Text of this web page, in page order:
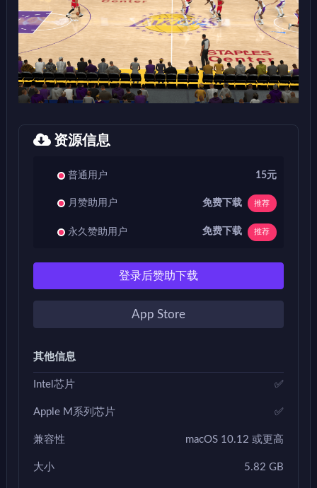
资源信息
普通用户 15元
月赞助用户 免费下载 推荐
永久赞助用户 免费下载 推荐
登录后赞助下载
App Store
其他信息
Intel芯片 ✅
Apple M系列芯片 ✅
兼容性 macOS 10.12 或更高
大小 5.82 GB